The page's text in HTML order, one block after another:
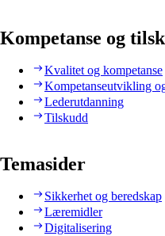
Kompetanse og
Kvalitet og kompetanse
Kompetanseutvikling
Lederutdanning
Tilskudd
Temasider
Sikkerhet og beredskap
Læremidler
Digitalisering